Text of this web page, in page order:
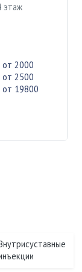
этаж
от 2000
от 2500
от 19800